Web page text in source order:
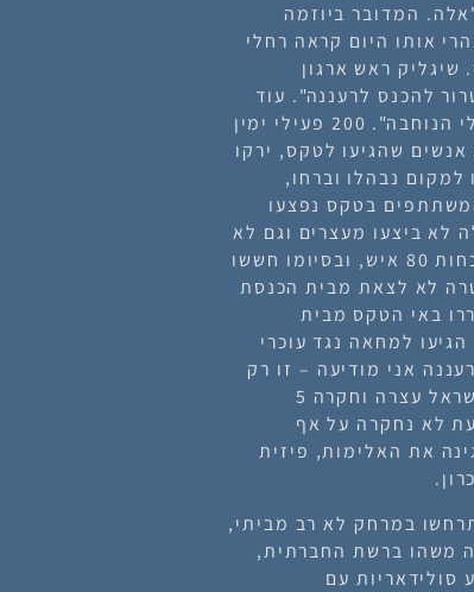
המדובר ביוזמה
אותו היום קראה רחלי
ראש ארגון
להכנס לרעננה". עוד
נטען במודעה כי הארוע יוצר "שיוויון בין חיילי צהל למחבלי הנוחבה". 200 פעילי ימין
אנשים שהגיעו לטקס, ירקו
למקום נבהלו וברחו,
בטקס נפצעו
לא ביצעו מעצרים וגם לא
לקחואת פרטי התוקפים. הטקס התקיים בבית הכנסת בנוכחות 80 איש, ובסיומו חששו
לא לצאת מבית הכנסת
ורק אז שוחררו באי הטקס מבית
למחאה נגד עוכרי
אני מודיעה – זו רק
יריית הפתיחה, אל תנסו אותנו". אחרי הארועים משטרת ישראל עצרה וחקרה 5
לא נחקרה על אף
את האלימות, פיזית
במרחק לא רב מביתי,
משהו ברשת החברתית,
עם